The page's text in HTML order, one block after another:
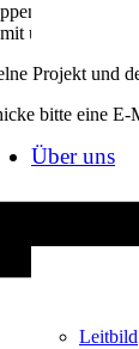
Über uns
Leitbild
sind
und ohne
Projekt und
bitte eine